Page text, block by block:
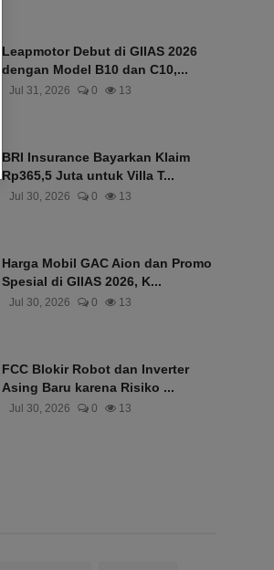
Leapmotor Debut di GIIAS 2026
dengan Model B10 dan C10,...
Jul 31, 2026 0 13
BRI Insurance Bayarkan Klaim
Rp365,5 Juta untuk Villa T...
Jul 30, 2026 0 13
Harga Mobil GAC Aion dan Promo
Spesial di GIIAS 2026, K...
Jul 30, 2026 0 13
FCC Blokir Robot dan Inverter
Asing Baru karena Risiko ...
Jul 30, 2026 0 13